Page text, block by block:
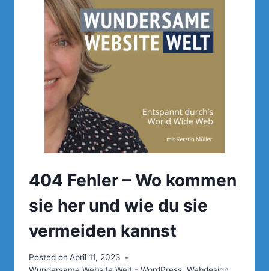
EBDESIGNS
404 Fehler – Wo kommen
sie her und wie du sie
vermeiden kannst
Posted on April 11, 2023